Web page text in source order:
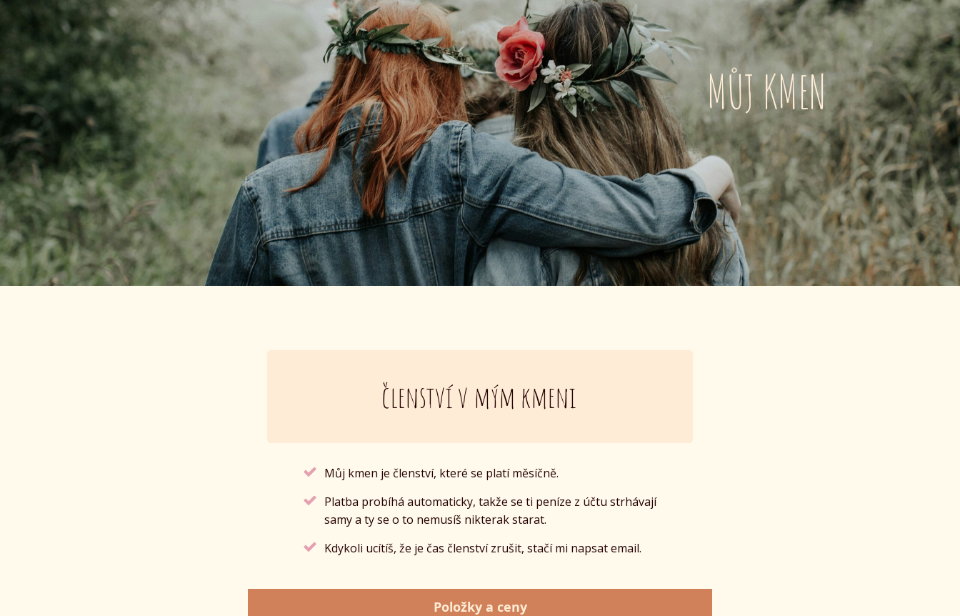
MŮJ KMEN
členství v mým kmeni
Můj kmen je členství, které se platí měsíčně.
Platba probíhá automaticky, takže se ti peníze z účtu strhávají
samy a ty se o to nemusíš nikterak starat.
Kdykoli ucítíš, že je čas členství zrušit, stačí mi napsat email.
Položky a ceny